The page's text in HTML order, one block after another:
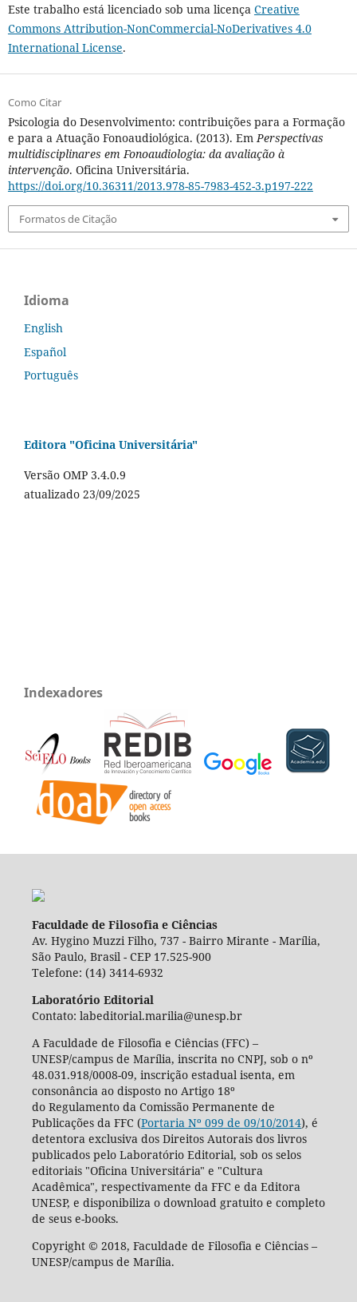
Este trabalho está licenciado sob uma licença Creative
Commons Attribution-NonCommercial-NoDerivatives 4.0
International License.
Como Citar
Psicologia do Desenvolvimento: contribuições para a Formação
e para a Atuação Fonoaudiológica. (2013). Em Perspectivas
multidisciplinares em Fonoaudiologia: da avaliação à
intervenção. Oficina Universitária.
https://doi.org/10.36311/2013.978-85-7983-452-3.p197-222
Formatos de Citação
Idioma
English
Español
Português
Editora "Oficina Universitária"
Versão OMP 3.4.0.9
atualizado 23/09/2025
Indexadores
Faculdade de Filosofia e Ciências
Av. Hygino Muzzi Filho, 737 - Bairro Mirante - Marília,
São Paulo, Brasil - CEP 17.525-900
Telefone: (14) 3414-6932
Laboratório Editorial
Contato: labeditorial.marilia@unesp.br
A Faculdade de Filosofia e Ciências (FFC) –
UNESP/campus de Marília, inscrita no CNPJ, sob o nº
48.031.918/0008-09, inscrição estadual isenta, em
consonância ao disposto no Artigo 18º
do Regulamento da Comissão Permanente de
Publicações da FFC (Portaria Nº 099 de 09/10/2014), é
detentora exclusiva dos Direitos Autorais dos livros
publicados pelo Laboratório Editorial, sob os selos
editoriais "Oficina Universitária" e "Cultura
Acadêmica", respectivamente da FFC e da Editora
UNESP, e disponibiliza o download gratuito e completo
de seus e-books.
Copyright © 2018, Faculdade de Filosofia e Ciências –
UNESP/campus de Marília.